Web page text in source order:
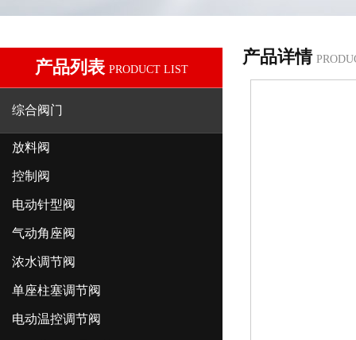
产品列表 PRODUCT LIST
综合阀门
放料阀
控制阀
电动针型阀
气动角座阀
浓水调节阀
单座柱塞调节阀
电动温控调节阀
产品详情